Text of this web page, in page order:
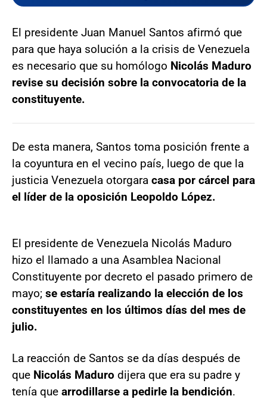
El presidente Juan Manuel Santos afirmó que
para que haya solución a la crisis de Venezuela
es necesario que su homólogo Nicolás Maduro
revise su decisión sobre la convocatoria de la
constituyente.
De esta manera, Santos toma posición frente a
la coyuntura en el vecino país, luego de que la
justicia Venezuela otorgara casa por cárcel para
el líder de la oposición Leopoldo López.
El presidente de Venezuela Nicolás Maduro
hizo el llamado a una Asamblea Nacional
Constituyente por decreto el pasado primero de
mayo; se estaría realizando la elección de los
constituyentes en los últimos días del mes de
julio.
La reacción de Santos se da días después de
que Nicolás Maduro dijera que era su padre y
tenía que arrodillarse a pedirle la bendición.